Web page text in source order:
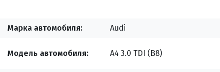
Марка автомобиля Audi
Модель автомобиля A4 3.0 TDI (B8)